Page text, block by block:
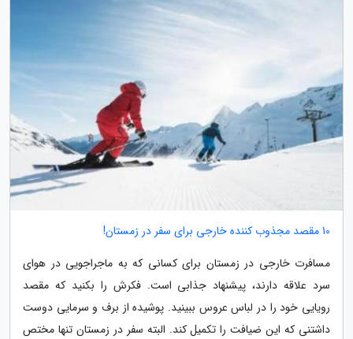
10 مقصد مجذوب کننده خارجی برای سفر در زمستان!
مسافرت خارجی در زمستان برای کسانی که به ماجراجویی در هوای
سرد علاقه دارند، پیشنهاد جذابی است. فکرش را بکنید که مقصد
رویایی خود را در لباس عروس ببینید. پوشیده از برف و سرمایی دوست
داشتنی که این ضیافت را تکمیل کند. البته سفر در زمستان تنها مختص